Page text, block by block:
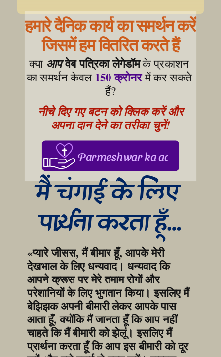
हमारे दैनिक कार्य का समर्थन करें
जिसमें हम वितरित करते हैं
क्या आपवेब पत्रिका लेगेडॉम के प्रकाशन
का समर्थन केवल 150 क्रोनर में कर सकते
हैं?
नीचे दिए गए बटन को क्लिक करें और
अपना दान देने का तरीका चुनें!
Parmeshwar ka aabhar,
मैं चंगाई के लिए
प्रार्थना करता हूँ…
«प्यारे जीसस, मैं बीमार हूँ, आपके मेरी
देखभाल के लिए धन्यवाद। धन्यवाद कि
आपने क्रूस पर मेरे तमाम रोगों और
परेशानियों के लिए भुगतान किया। इसलिए मैं
बेझिझक अपनी बीमारी लेकर आपके पास
आता हूँ, क्योंकि मैं जानता हूँ कि आप नहीं
चाहते कि मैं बीमारी को झेलूं। इसलिए मैं
प्रार्थना करता हूँ कि आप इस बीमारी को दूर